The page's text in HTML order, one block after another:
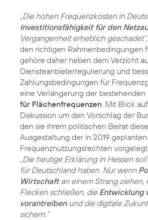
„Die hohen Frequenzkosten in
Investitionsfähigkeit für den
Vergangenheit erheblich geschadet“,
den richtigen Rahmenbedingungen
gehöre daher neben dem Verzicht
Diensteanbieterregulierung und
Zahlungsbedingungen für
eine Verlängerung der bestehenden
für Flächenfrequenzen. Mit Blick
Diskussion um den Vorschlag der
den sie ihrem politischen Beirat
Ausgestaltung der in 2019
Frequenznutzungsrechten
„Die heutige Erklärung in Hessen
für Deutschland haben. Nur wenn
Wirtschaftan einem Strang ziehen,
Flecken schließen, die Entwicklung
vorantreibenund die digitale
sichern.“